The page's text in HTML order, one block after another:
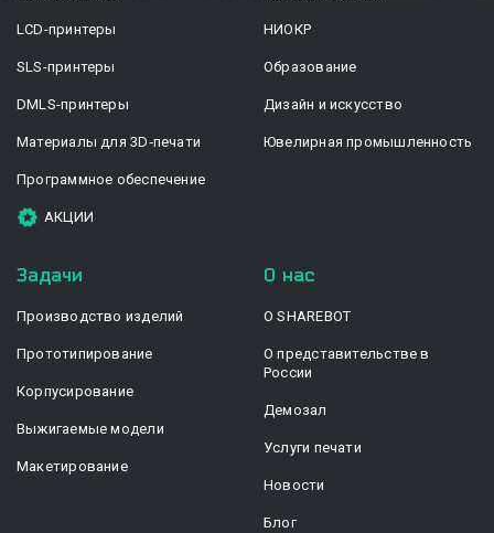
LCD-принтеры
SLS-принтеры
DMLS-принтеры
Материалы для 3D‑печати
Программное обеспечение
АКЦИИ
НИОКР
Образование
Дизайн и искусство
Ювелирная промышленность
Задачи
Производство изделий
Прототипирование
Корпусирование
Выжигаемые модели
Макетирование
О нас
О SHAREBOT
О представительстве в
России
Демозал
Услуги печати
Новости
Блог